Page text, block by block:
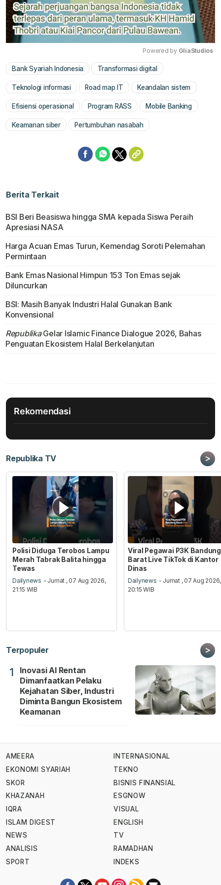
Powered by GliaStudios
Bank Syariah Indonesia Transformasi digital
Teknologi informasi Road map IT Keandalan sistem
Efisiensi operasional Program RASS Mobile Banking
Keamanan siber Pertumbuhan nasabah
Berita Terkait
BSI Beri Beasiswa hingga SMA kepada Siswa Peraih
Apresiasi NASA
Harga Acuan Emas Turun, Kemendag Soroti Pelemahan
Permintaan
Bank Emas Nasional Himpun 153 Ton Emas sejak
Diluncurkan
BSI: Masih Banyak Industri Halal Gunakan Bank
Konvensional
RepublikaGelar Islamic Finance Dialogue 2026, Bahas
Penguatan Ekosistem Halal Berkelanjutan
Rekomendasi
Republika TV >
Polisi Diduga Terobos Lampu
Merah Tabrak Balita hingga
Tewas
Dailynews - Jumat , 07 Aug 2026,
21:15 WIB
Viral Pegawai P3K Bandung
Barat Live TikTok di Kantor
Dinas
Dailynews - Jumat , 07 Aug 2026,
20:15 WIB
Terpopuler >
1
Inovasi AI Rentan
Dimanfaatkan Pelaku
Kejahatan Siber, Industri
Diminta Bangun Ekosistem
Keamanan
AMEERA
EKONOMI SYARIAH
SKOR
KHAZANAH
IQRA
ISLAM DIGEST
NEWS
ANALISIS
SPORT
INTERNASIONAL
TEKNO
BISNIS FINANSIAL
ESGNOW
VISUAL
ENGLISH
TV
RAMADHAN
INDEKS